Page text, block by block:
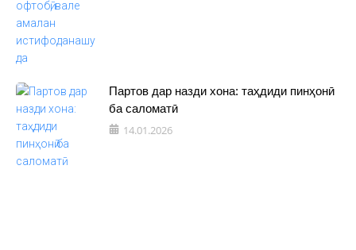
Партов дар назди хона: таҳдиди пинҳонӣ
ба саломатӣ
14.01.2026